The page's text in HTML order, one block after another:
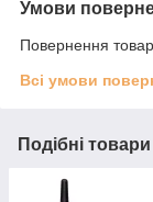
Умови
Повернення
Всі умови
Подібні